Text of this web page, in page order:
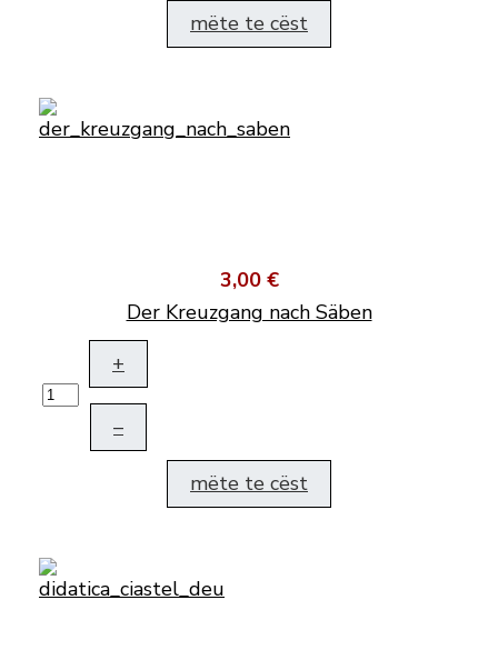
mëte te cëst
3,00 €
Der Kreuzgang nach Säben
+
–
mëte te cëst